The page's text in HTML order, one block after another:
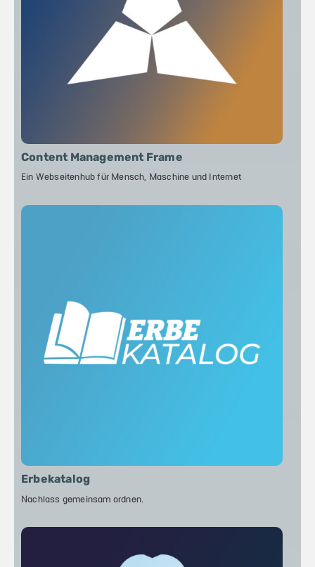
Content Management Frame
Ein Webseitenhub für Mensch, Maschine und Internet
Erbekatalog
Nachlass gemeinsam ordnen.